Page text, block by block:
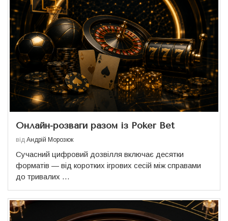
Онлайн-розваги разом із Poker Bet
від Андрій Морозюк
Сучасний цифровий дозвілля включає десятки
форматів — від коротких ігрових сесій між справами
до тривалих …